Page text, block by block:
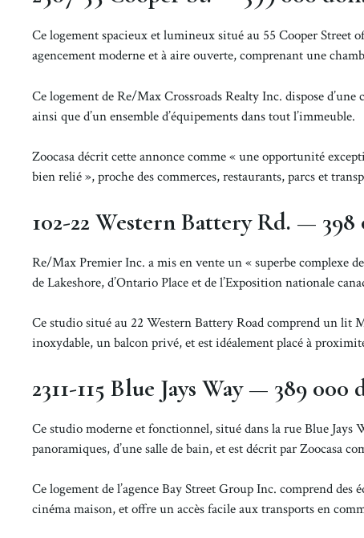
Ce logement spacieux et lumineux situé au 55 Cooper Street
agencement moderne et à aire ouverte, comprenant une
Ce logement de Re/Max Crossroads Realty Inc. dispose
ainsi que d’un ensemble d’équipements dans tout l’immeuble.
Zoocasa décrit cette annonce comme « une opportunité
bien relié », proche des commerces, restaurants, parcs et
102-22 Western Battery Rd. —
Re/Max Premier Inc. a mis en vente un « superbe complexe
de Lakeshore, d’Ontario Place et de l’Exposition nationale
Ce studio situé au 22 Western Battery Road comprend un lit
inoxydable, un balcon privé, et est idéalement placé à
2311-115 Blue Jays Way — 389 000
Ce studio moderne et fonctionnel, situé dans la rue Blue Jays
panoramiques, d’une salle de bain, et est décrit par Zoocasa
Ce logement de l’agence Bay Street Group Inc. comprend
cinéma maison, et offre un accès facile aux transports en